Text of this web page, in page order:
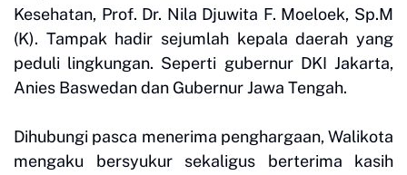
Kesehatan, Prof. Dr. Nila Djuwita F. Moeloek, Sp.M
(K). Tampak hadir sejumlah kepala daerah yang
peduli lingkungan. Seperti gubernur DKI Jakarta,
Anies Baswedan dan Gubernur Jawa Tengah.
Dihubungi pasca menerima penghargaan, Walikota
mengaku bersyukur sekaligus berterima kasih